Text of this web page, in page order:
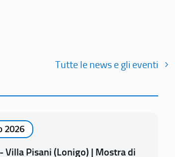
Tutte le news e gli eventi
2026
Villa Pisani (Lonigo) | Mostra di